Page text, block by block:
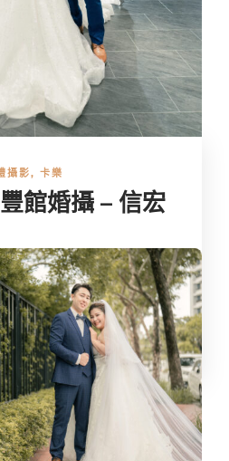
攝影, 卡樂
館婚攝 – 信宏
到「新竹晶宴」拍攝婚禮，新娘
的新人，能再一次拍攝這組溫馨
是在幫家人拍照那樣，完全沒有
1 min